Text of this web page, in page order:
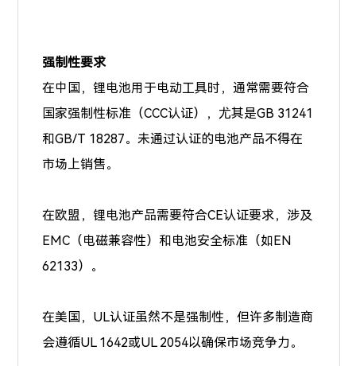
强制性要求
在中国，锂电池用于电动工具时，通常需要符合
国家强制性标准（CCC认证），尤其是GB 31241
和GB/T 18287。未通过认证的电池产品不得在
市场上销售。
在欧盟，锂电池产品需要符合CE认证要求，涉及
EMC（电磁兼容性）和电池安全标准（如EN
62133）。
在美国，UL认证虽然不是强制性，但许多制造商
会遵循UL 1642或UL 2054以确保市场竞争力。